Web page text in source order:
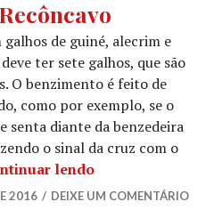
de guiné, alecrim e
ter sete galhos, que são
O benzimento é feito de
como por exemplo, se o
senta diante da benzedeira
o sinal da cruz com o
lendoO
2016 DEIXE UM COMENTÁRIO